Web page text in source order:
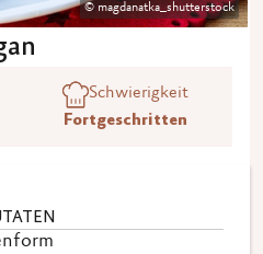
© magdanatka_shutterstock
Schwierigkeit
Fortgeschritten